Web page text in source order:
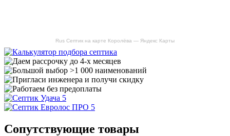
Rus Септик на карте Королёва — Яндекс Карты
Сопутствующие товары